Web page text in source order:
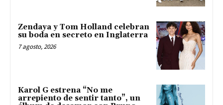
Zendaya y Tom Holland celebran
su boda en secreto en Inglaterra
7 agosto, 2026
Karol G estrena “No me
arrepiento de sentir tanto”, un